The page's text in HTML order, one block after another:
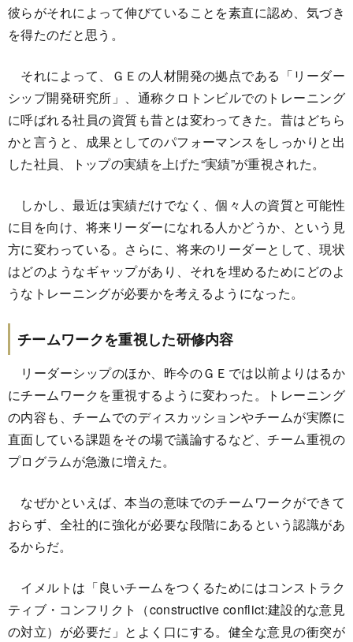
彼らがそれによって伸びていることを素直に認め、気づき
を得たのだと思う。
それによって、ＧＥの人材開発の拠点である「リーダー
シップ開発研究所」、通称クロトンビルでのトレーニング
に呼ばれる社員の資質も昔とは変わってきた。昔はどちら
かと言うと、成果としてのパフォーマンスをしっかりと出
した社員、トップの実績を上げた“実績”が重視された。
しかし、最近は実績だけでなく、個々人の資質と可能性
に目を向け、将来リーダーになれる人かどうか、という見
方に変わっている。さらに、将来のリーダーとして、現状
はどのようなギャップがあり、それを埋めるためにどのよ
うなトレーニングが必要かを考えるようになった。
チームワークを重視した研修内容
リーダーシップのほか、昨今のＧＥでは以前よりはるか
にチームワークを重視するように変わった。トレーニング
の内容も、チームでのディスカッションやチームが実際に
直面している課題をその場で議論するなど、チーム重視の
プログラムが急激に増えた。
なぜかといえば、本当の意味でのチームワークができて
おらず、全社的に強化が必要な段階にあるという認識があ
るからだ。
イメルトは「良いチームをつくるためにはコンストラク
ティブ・コンフリクト（constructive conflict:建設的な意見
の対立）が必要だ」とよく口にする。健全な意見の衝突が